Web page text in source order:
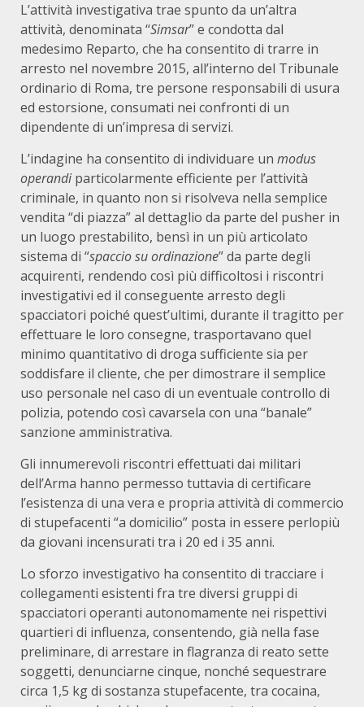
L’attività investigativa trae spunto da un’altra
attività, denominata “Simsar” e condotta dal
medesimo Reparto, che ha consentito di trarre in
arresto nel novembre 2015, all’interno del Tribunale
ordinario di Roma, tre persone responsabili di usura
ed estorsione, consumati nei confronti di un
dipendente di un’impresa di servizi.
L’indagine ha consentito di individuare un modus
operandi particolarmente efficiente per l’attività
criminale, in quanto non si risolveva nella semplice
vendita “di piazza” al dettaglio da parte del pusher in
un luogo prestabilito, bensì in un più articolato
sistema di “spaccio su ordinazione” da parte degli
acquirenti, rendendo così più difficoltosi i riscontri
investigativi ed il conseguente arresto degli
spacciatori poiché quest’ultimi, durante il tragitto per
effettuare le loro consegne, trasportavano quel
minimo quantitativo di droga sufficiente sia per
soddisfare il cliente, che per dimostrare il semplice
uso personale nel caso di un eventuale controllo di
polizia, potendo così cavarsela con una “banale”
sanzione amministrativa.
Gli innumerevoli riscontri effettuati dai militari
dell’Arma hanno permesso tuttavia di certificare
l’esistenza di una vera e propria attività di commercio
di stupefacenti “a domicilio” posta in essere perlopiù
da giovani incensurati tra i 20 ed i 35 anni.
Lo sforzo investigativo ha consentito di tracciare i
collegamenti esistenti fra tre diversi gruppi di
spacciatori operanti autonomamente nei rispettivi
quartieri di influenza, consentendo, già nella fase
preliminare, di arrestare in flagranza di reato sette
soggetti, denunciarne cinque, nonché sequestrare
circa 1,5 kg di sostanza stupefacente, tra cocaina,